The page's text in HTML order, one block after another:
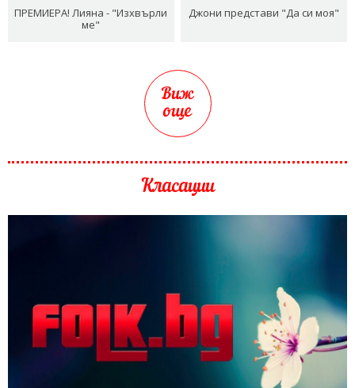
ПРЕМИЕРА! Лияна - "Изхвърли
ме"
Джони представи "Да си моя"
Виж
още
Класации